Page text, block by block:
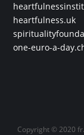
heartfulness.uk
one-euro-a-
Copyright © 2020